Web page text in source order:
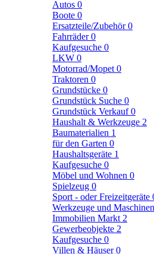
Autos 0
Boote 0
Ersatzteile/Zubehör0
Fahrräder0
Kaufgesuche 0
LKW 0
Motorrad/Mopet 0
Traktoren 0
Grundstücke 0
Grundstück Suche 0
Grundstück Verkauf0
Haushalt & Werkzeuge 2
Baumaterialien 1
für den Garten 0
Haushaltsgeräte 1
Kaufgesuche 0
Möbel und Wohnen 0
Spielzeug 0
Sport - oder Freizeitgeräte
Werkzeuge und Maschinen
Immobilien Markt 2
Gewerbeobjekte 2
Kaufgesuche 0
Villen & Häuser0